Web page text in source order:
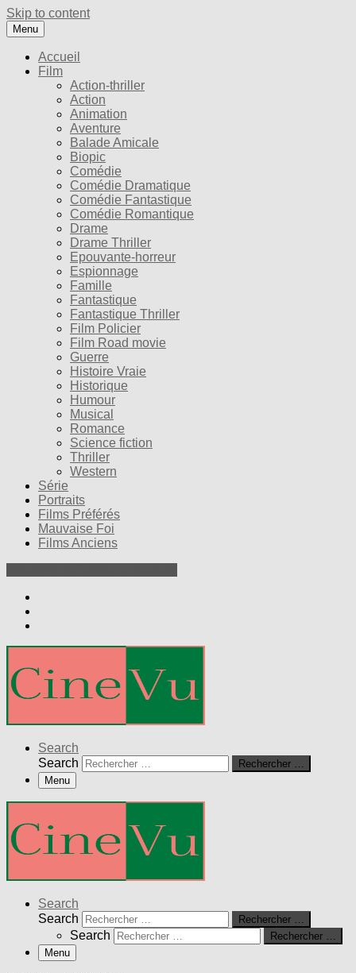
Skip to content
Menu
Accueil
Film
Action-thriller
Action
Animation
Aventure
Balade Amicale
Biopic
Comédie
Comédie Dramatique
Comédie Fantastique
Comédie Romantique
Drame
Drame Thriller
Epouvante-horreur
Espionnage
Famille
Fantastique
Fantastique Thriller
Film Policier
Film Road movie
Guerre
Histoire Vraie
Historique
Humour
Musical
Romance
Science fiction
Thriller
Western
Série
Portraits
Films Préférés
Mauvaise Foi
Films Anciens
Search
Search
Rechercher …
Menu
Search
Search
Rechercher …
Search
Rechercher …
Menu